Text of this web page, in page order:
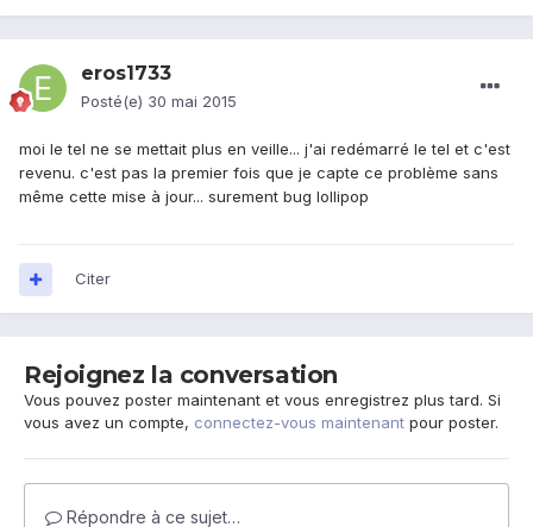
eros1733
Posté(e) 30 mai 2015
moi le tel ne se mettait plus en veille... j'ai redémarré le tel et c'est
revenu. c'est pas la premier fois que je capte ce problème sans
même cette mise à jour... surement bug lollipop
Citer
Rejoignez la conversation
Vous pouvez poster maintenant et vous enregistrez plus tard. Si
vous avez un compte, connectez-vous maintenant pour poster.
Répondre à ce sujet…